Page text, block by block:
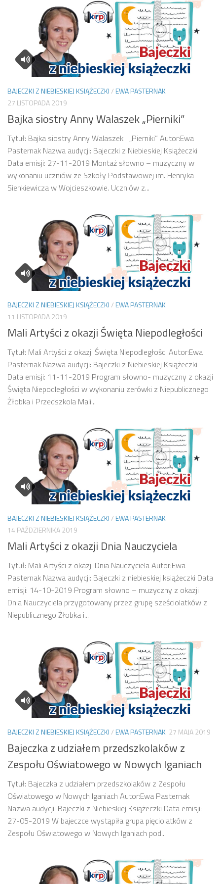
BAJECZKI Z NIEBIESKIEJ KSIĄŻECZKI/EWA PASTERNAK
27 LISTOPADA 2019
Bajka siostry Anny Walaszek „Pierniki”
Tytuł: Bajka siostry Anny Walaszek „Pierniki” Autor:Ewa
Pasternak Nazwa audycji: Bajeczki z Niebieskiej Książeczki
Data emisji: 27-11-2019 Montaż słowno – muzyczny w
wykonaniu uczniów ze Szkoły Podstawowej im. Henryka
Sienkiewicza w Wojcieszkowie. Uczniów z...
BAJECZKI Z NIEBIESKIEJ KSIĄŻECZKI/EWA PASTERNAK
11 LISTOPADA 2019
Mali Artyści z okazji Święta Niepodległości
Tytuł: Mali Artyści z okazji Święta Niepodległości Autor:Ewa
Pasternak Nazwa audycji: Bajeczki z Niebieskiej Książeczki
Data emisji: 11-11-2019 Program słowno- muzyczny z okazji
Święta Niepodległości w wykonaniu zerówki z Niepublicznego
Żłobka i Przedszkola Mali...
BAJECZKI Z NIEBIESKIEJ KSIĄŻECZKI/EWA PASTERNAK
14 PAŹDZIERNIKA 2019
Mali Artyści z okazji Dnia Nauczyciela
Tytuł: Mali Artyści z okazji Dnia Nauczyciela Autor:Ewa
Pasternak Nazwa audycji: Bajeczki z niebieskiej książeczki Data
emisji: 14-10-2019 Program słowno – muzyczny z okazji
Dnia Nauczyciela przygotowany przez grupę sześciolatków z
Niepublicznego Żłobka i...
BAJECZKI Z NIEBIESKIEJ KSIĄŻECZKI/EWA PASTERNAK 27 MAJA 2019
Bajeczka z udziałem przedszkolaków z
Zespołu Oświatowego w Nowych Iganiach
Tytuł: Bajeczka z udziałem przedszkolaków z Zespołu
Oświatowego w Nowych Iganiach Autor:Ewa Pasternak
Nazwa audycji: Bajeczki z Niebieskiej Książeczki Data emisji:
27-05-2019 W bajeczce wystąpiła grupa pięciolatków z
Zespołu Oświatowego w Nowych Iganiach pod...